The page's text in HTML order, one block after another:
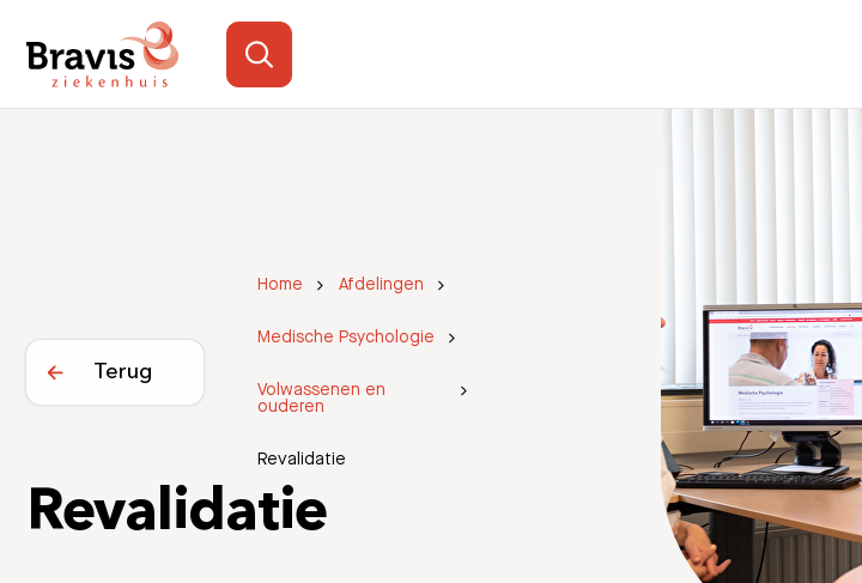
Home Afdelingen
Medische Psychologie
Volwassenen en
ouderen
Revalidatie
Terug
Revalidatie